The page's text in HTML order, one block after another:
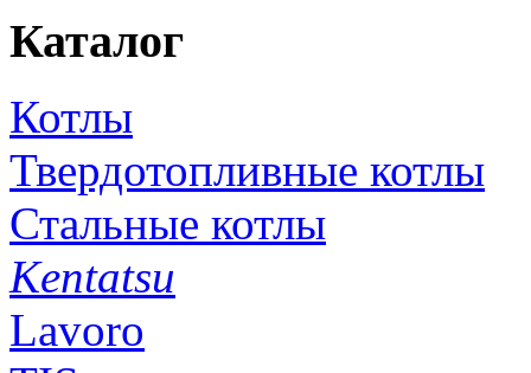
Каталог
Котлы
Твердотопливные котлы
Стальные котлы
Kentatsu
Lavoro